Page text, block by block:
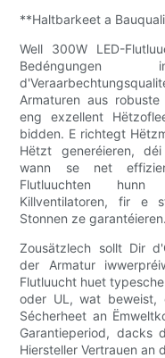
**Haltbarkeet a
Well 300W LED-
Armaturen aus
eng exzellent
bidden. E richtegt
Hëtzt generéieren,
wann se net
Flutluuchten hunn
Killventilatoren, fir e
Stonnen ze garantéieren.
Zousätzlech sollt Dir
der Armatur
Flutluucht huet
oder UL, wat beweist,
Sécherheet an
Garantieperiod, dacks
Hiersteller Vertrauen an